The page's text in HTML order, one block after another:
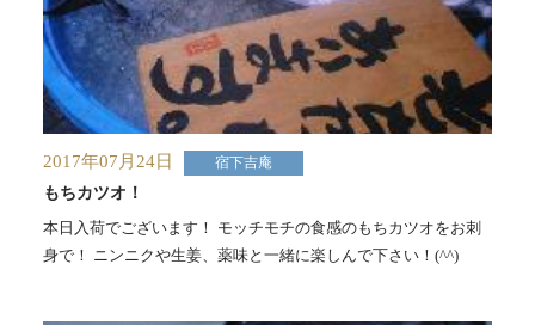
2017年07月24日 宿下吉庵
もちカツオ！
本日入荷でございます！ モッチモチの食感のもちカツオをお刺
身で！ ニンニクや生姜、薬味と一緒に楽しんで下さい！(^^)